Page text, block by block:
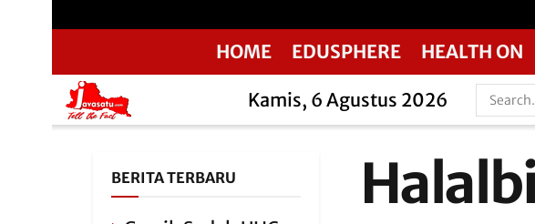
HOME EDUSPHERE HEALTH ON
Kamis, 6 Agustus 2026
BERITA TERBARU